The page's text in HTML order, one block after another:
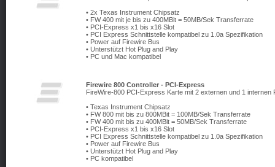
• 2x Texas Instrument Chipsatz
• FW 400 mit je bis zu 400MBit = 50MB/Sek Transferrate
• PCI-Express x1 bis x16 Slot
• PCI Express Schnittstelle kompatibel zu 1.0a Spezifikation
• Power auf Firewire Bus
• Unterstützt Hot Plug and Play
• PC und Mac kompatibel
Firewire 800 Controller - PCI-Express
FireWire-800 PCI-Express Karte mit 2 externen und 1
• Texas Instrument Chipsatz
• FW 800 mit bis zu 800MBit = 100MB/Sek Transferrate
• FW 400 mit bis zu 400MBit = 50MB/Sek Transferrate
• PCI-Express x1 bis x16 Slot
• PCI Express Schnittstelle kompatibel zu 1.0a Spezifikation
• Power auf Firewire Bus
• Unterstützt Hot Plug and Play
• PC kompatibel